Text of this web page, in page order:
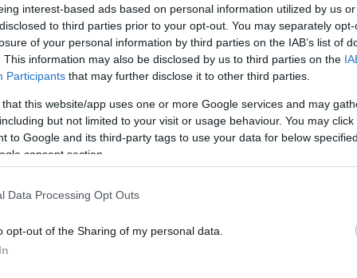
interest-based ads based on personal information utilized by us
to third parties prior to your opt-out. You may separately
of your personal information by third parties on the IAB’s list of
This information may also be disclosed by us to third parties on the
Participants that may further disclose it to other third parties.
that this website/app uses one or more Google services and may
but not limited to your visit or usage behaviour. You may
to Google and its third-party tags to use your data for below
consent section.
Data Processing Opt Outs
opt-out of the Sharing of my personal data.
πλήγμα στόχευσε στρατιωτικές
σε πέντε περιοχές, μεταξύ των οποίων το
«οι επιθέσεις αυτές είναι προάγγελος για
επίθεση του ρωσικού Στρατού».
50.000 προσωπικού στην
και άλλες 100.000 στην ανατολική
με νέο εξοπλισμό και